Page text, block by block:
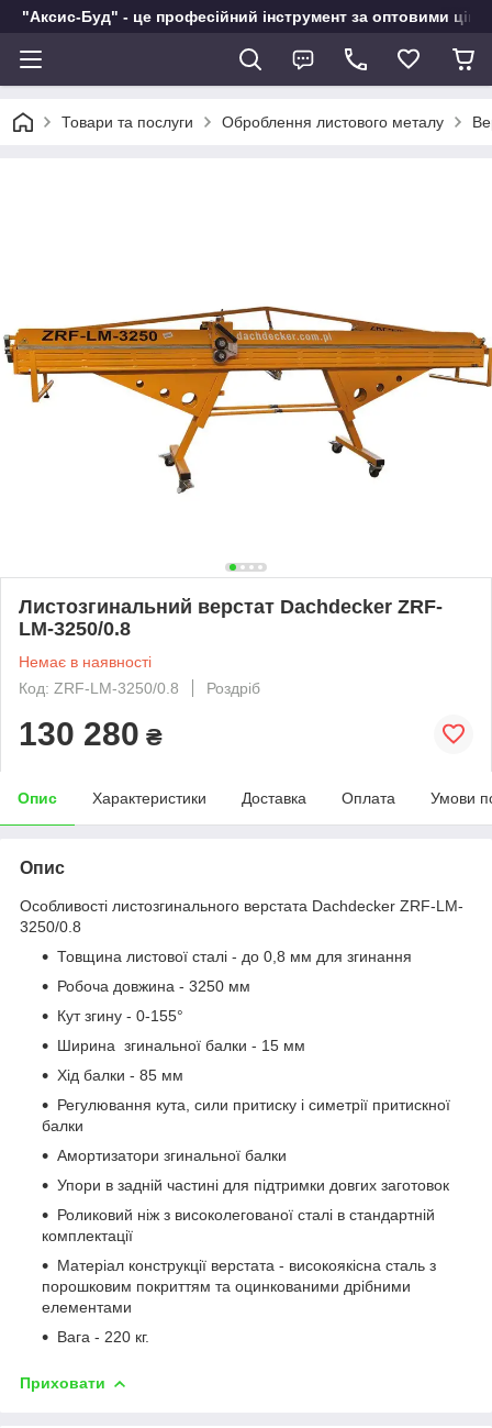
"Аксис-Буд" - це професійний інструмент за оптовими
Товари та послуги Оброблення листового металу
Листозгинальний верстат Dachdecker ZRF-
LM-3250/0.8
Немає в наявності
Код: ZRF-LM-3250/0.8
Роздріб
130 280 ₴
Опис Характеристики Доставка Оплата Умови
Опис
Особливості листозгинального верстата Dachdecker ZRF-LM-
3250/0.8
Товщина листової сталі - до 0,8 мм для згинання
Робоча довжина - 3250 мм
Кут згину - 0-155°
Ширина згинальної балки - 15 мм
Хід балки - 85 мм
Регулювання кута, сили притиску і симетрії притискної
балки
Амортизатори згинальної балки
Упори в задній частині для підтримки довгих заготовок
Роликовий ніж з високолегованої сталі в стандартній
комплектації
Матеріал конструкції верстата - високоякісна сталь з
порошковим покриттям та оцинкованими дрібними
елементами
Вага - 220 кг.
Приховати